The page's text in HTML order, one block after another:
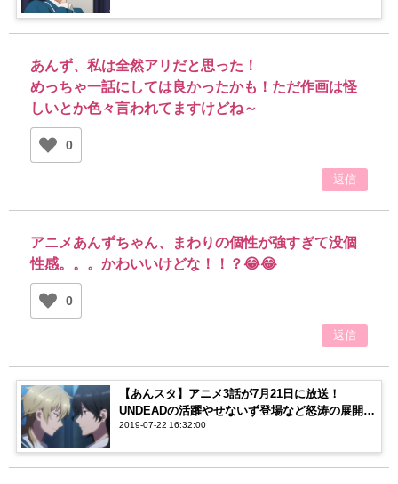
あんず、私は全然アリだと思った！
めっちゃ一話にしては良かったかも！ただ作画は怪
しいとか色々言われてますけどね～
0
返信
アニメあんずちゃん、まわりの個性が強すぎて没個
性感。。。かわいいけどな！！？😂😂
0
返信
【あんスタ】アニメ3話が7月21日に放送！
UNDEADの活躍やせないず登場など怒涛の展開！
【ネタバレ注意】
2019-07-22 16:32:00